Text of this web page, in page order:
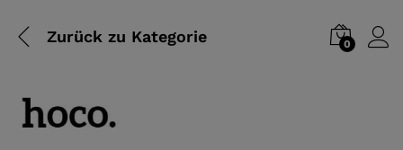
Zurück zu Kategorie 0